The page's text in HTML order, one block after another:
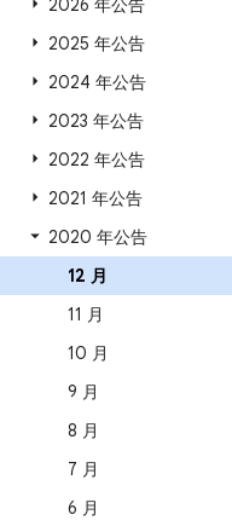
2026 年公告
2025 年公告
2024 年公告
2023 年公告
2022 年公告
2021 年公告
2020 年公告
12 月
11 月
10 月
9 月
8 月
7 月
6 月